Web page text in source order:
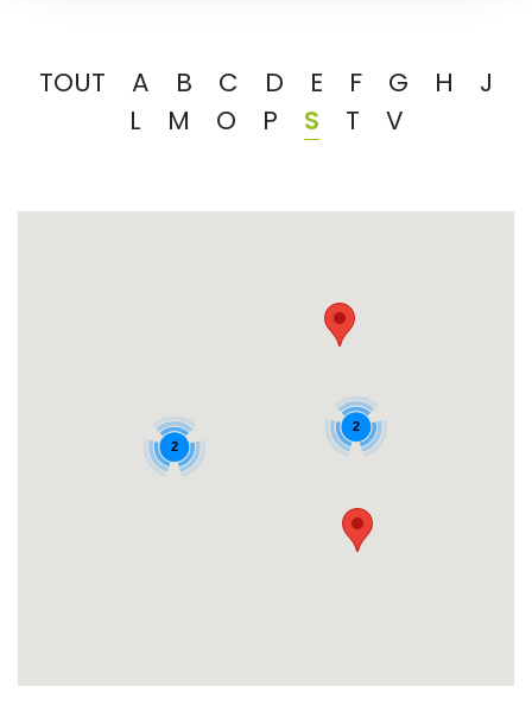
TOUT A B C D E F G H
J
L
M O P S T V
2
2